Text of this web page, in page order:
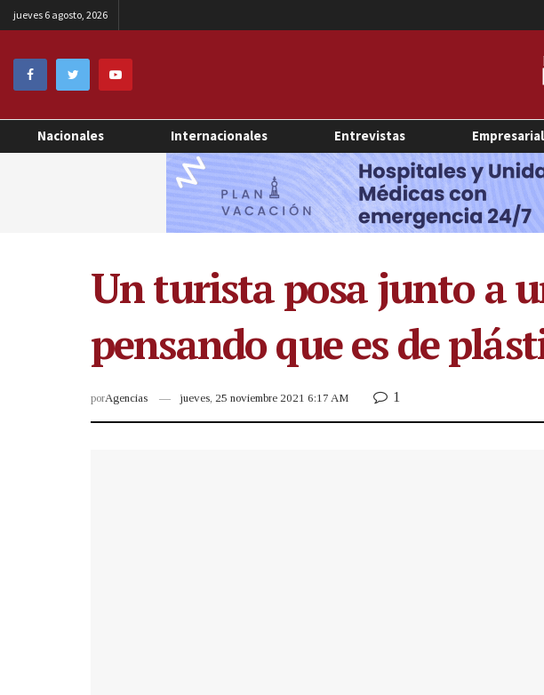
jueves 6 agosto, 2026
Nacionales Internacionales Entrevistas Empresarial
Un turista posa junto a
pensando que es de
porAgencias jueves, 25 noviembre 2021 6:17 AM 1